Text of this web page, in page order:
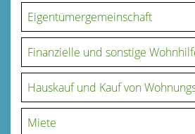
Eigentümergemeinschaft
Finanzielle und sonstige
Hauskauf und Kauf von
Miete